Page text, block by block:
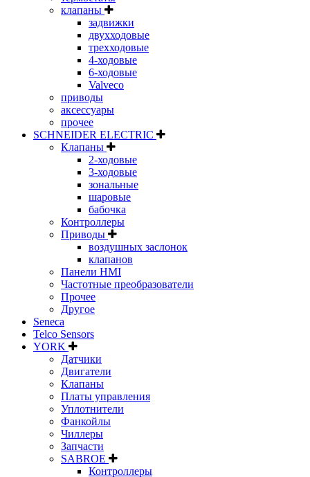
клапаны
задвижки
двухходовые
трехходовые
4-ходовые
6-ходовые
Valveco
приводы
аксессуары
прочее
SCHNEIDER ELECTRIC
Клапаны
2-ходовые
3-ходовые
зональные
шаровые
бабочка
Контроллеры
Приводы
воздушных заслонок
клапанов
Панели HMI
Частотные преобразователи
Прочее
Другое
Seneca
Telco Sensors
YORK
Датчики
Двигатели
Клапаны
Платы управления
Уплотнители
Фанкойлы
Чиллеры
Запчасти
SABROE
Контроллеры